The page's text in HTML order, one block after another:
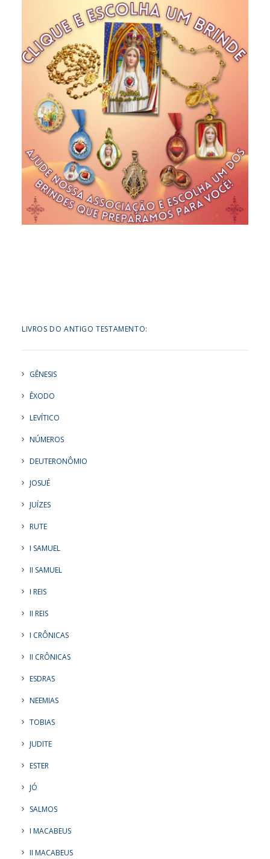
LIVROS DO ANTIGO TESTAMENTO:
GÊNESIS
ÊXODO
LEVÍTICO
NÚMEROS
DEUTERONÔMIO
JOSUÉ
JUÍZES
RUTE
I SAMUEL
II SAMUEL
I REIS
II REIS
I CRÔNICAS
II CRÔNICAS
ESDRAS
NEEMIAS
TOBIAS
JUDITE
ESTER
JÓ
SALMOS
I MACABEUS
II MACABEUS